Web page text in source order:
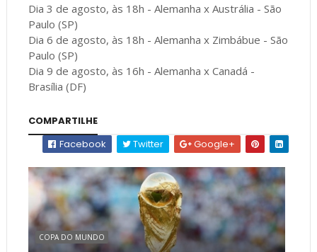
Dia 3 de agosto, às 18h - Alemanha x Austrália - São
Paulo (SP)
Dia 6 de agosto, às 18h - Alemanha x Zimbábue - São
Paulo (SP)
Dia 9 de agosto, às 16h - Alemanha x Canadá -
Brasília (DF)
COMPARTILHE
Facebook
Twitter Google+
COPA DO MUNDO